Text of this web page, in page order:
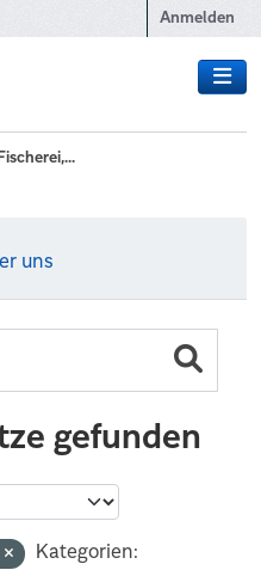
Anmelden
uns
gefunden
Kategorien: